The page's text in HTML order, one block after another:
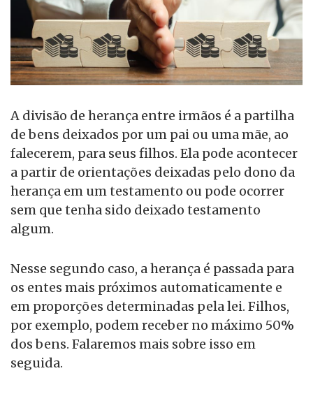
A divisão de herança entre irmãos é a partilha
de bens deixados por um pai ou uma mãe, ao
falecerem, para seus filhos. Ela pode acontecer
a partir de orientações deixadas pelo dono da
herança em um testamento ou pode ocorrer
sem que tenha sido deixado testamento
algum.
Nesse segundo caso, a herança é passada para
os entes mais próximos automaticamente e
em proporções determinadas pela lei. Filhos,
por exemplo, podem receber no máximo 50%
dos bens. Falaremos mais sobre isso em
seguida.